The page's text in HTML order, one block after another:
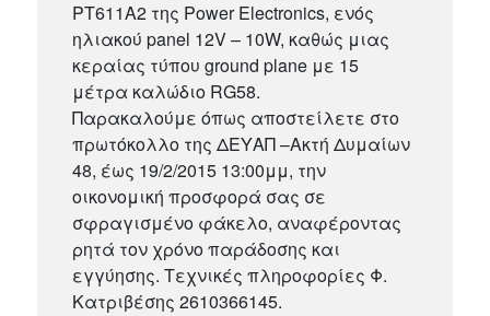
PT611Α2 της Power Electronics, ενός
ηλιακού panel 12V – 10W, καθώς μιας
κεραίας τύπου ground plane με 15
μέτρα καλώδιο RG58.
Παρακαλούμε όπως αποστείλετε στο
πρωτόκολλο της ΔΕΥΑΠ –Ακτή Δυμαίων
48, έως 19/2/2015 13:00μμ, την
οικονομική προσφορά σας σε
σφραγισμένο φάκελο, αναφέροντας
ρητά τον χρόνο παράδοσης και
εγγύησης. Τεχνικές πληροφορίες Φ.
Κατριβέσης 2610366145.